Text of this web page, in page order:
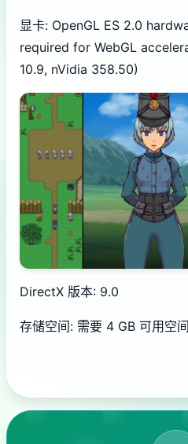
显卡: OpenGL ES 2.0
required for WebGL
10.9, nVidia 358.50)
DirectX 版本: 9.0
存储空间: 需要 4 GB 可用空间